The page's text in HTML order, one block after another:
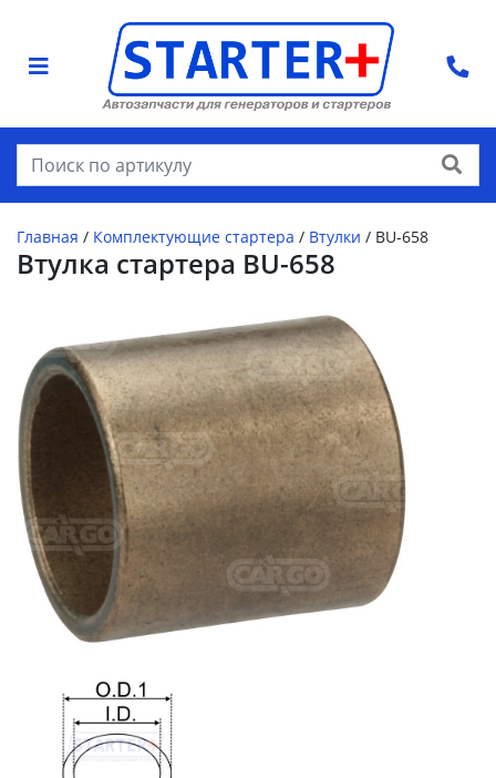
Найти
Главная / Комплектующие стартера / Втулки / BU-658
Втулка стартера BU-658